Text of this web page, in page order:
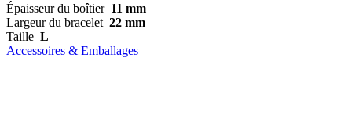
Épaisseur du boîtier 11 mm
Largeur du bracelet 22 mm
Taille L
Accessoires & Emballages